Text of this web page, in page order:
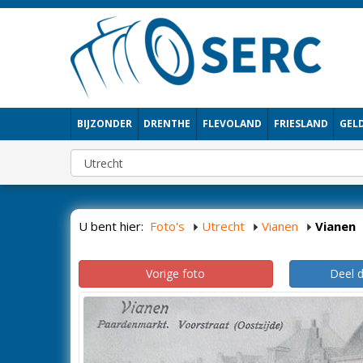
BIJZONDER DRENTHE FLEVOLAND FRIESLAND
U bent hier: Foto's Utrecht Vianen Vianen
Vorige foto Deel